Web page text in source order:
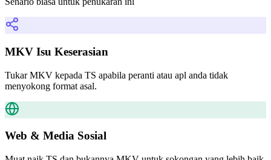
MKV Isu Keserasian
Tukar MKV kepada TS apabila peranti atau apl anda tidak
menyokong format asal.
Web & Media Sosial